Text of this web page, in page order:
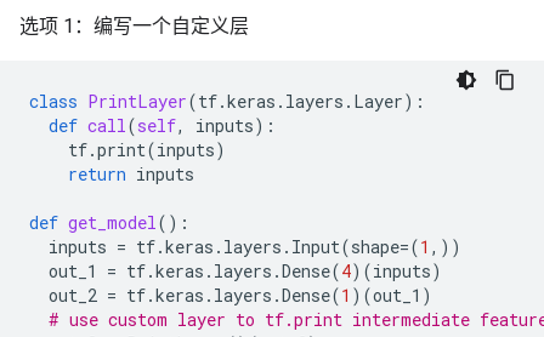
选项 1：编写一个自定义层
class PrintLayer(tf.keras . layers . Layer):
def call(self, inputs):
tf.print(inputs)
return inputs
def get_model():
inputs = tf.keras . layers . Input(shape=(1 ,))
out_1
= tf.keras . layers .Dense(4)(inputs)
out_2 = tf.keras . layers .Dense(1 )(out_1 )
# use custom layer to tf.print intermediate